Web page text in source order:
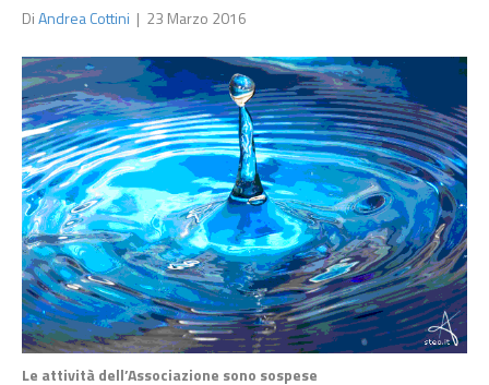
DiAndrea Cottini | 23 Marzo 2016
Le attività dell’Associazione sono sospese